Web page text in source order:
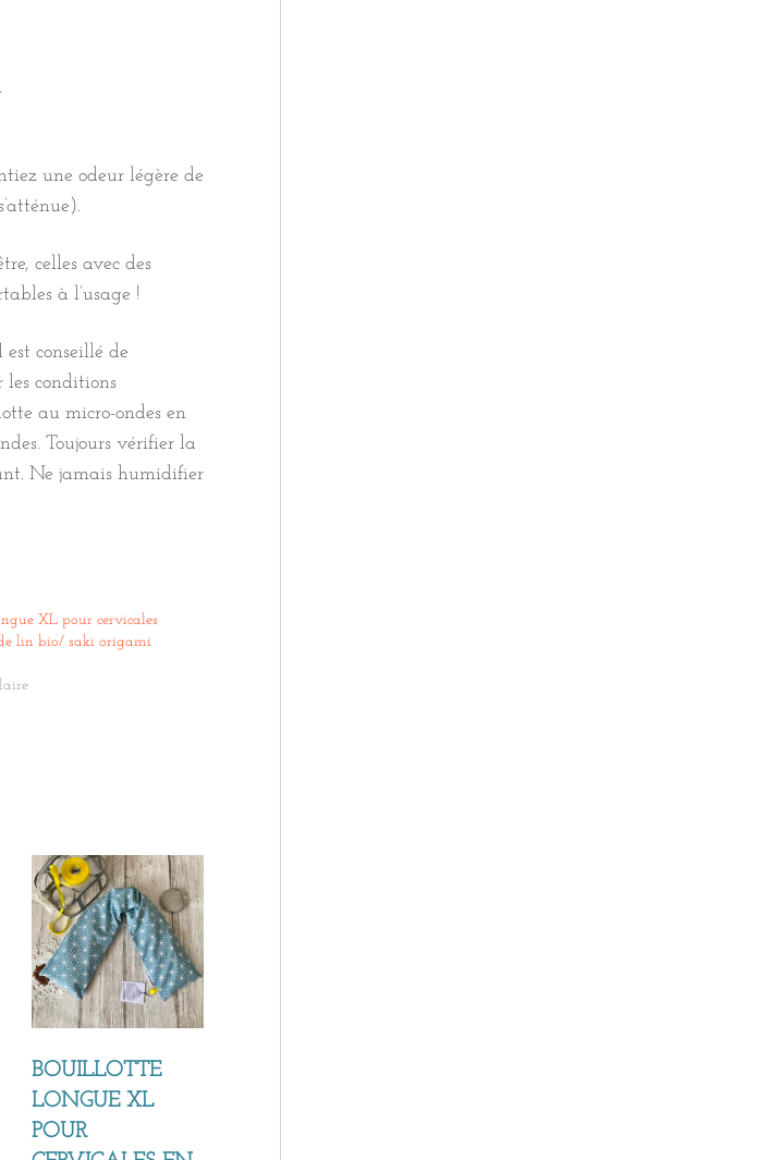
une odeur légère de
celles avec des
à l’usage !
conseillé de
les conditions
au micro-ondes en
Toujours vérifier la
Ne jamais humidifier
XL pour cervicales
lin bio/ saki origami
BOUILLOTTE
LONGUE XL
POUR